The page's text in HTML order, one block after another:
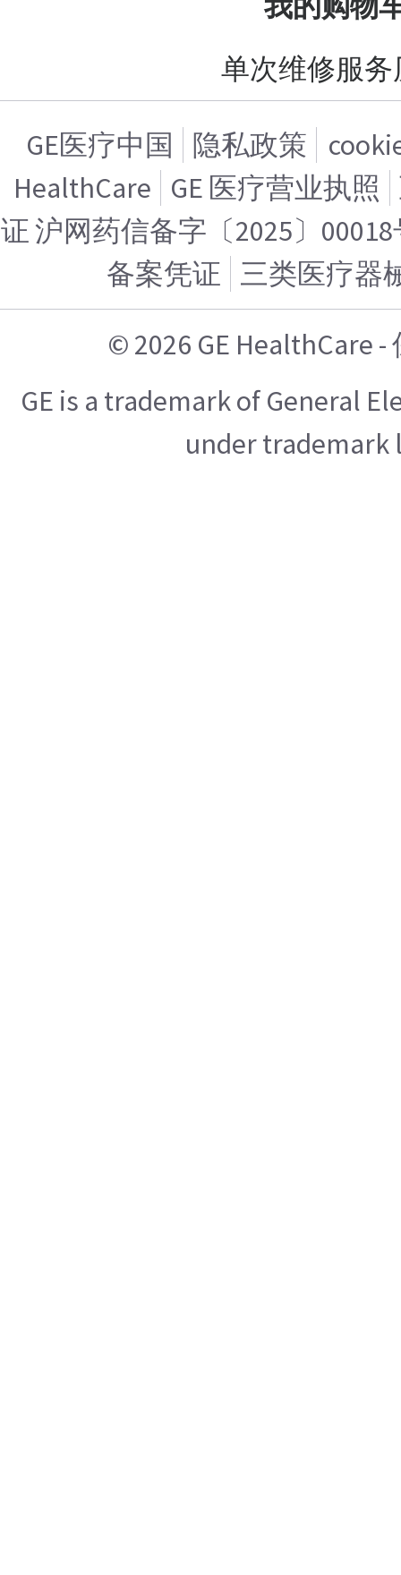
单次维修服务
GE医疗中国 隐私政策
HealthCare GE 医疗营业执照
证 沪网药信备字〔2025〕
备案凭证 三类医疗器
© 2026 GE HealthCare
GE is a trademark of General
under trademark